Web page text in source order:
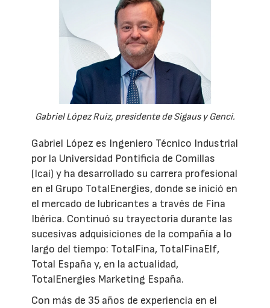
Gabriel López Ruiz, presidente de Sigaus y Genci.
Gabriel López es Ingeniero Técnico Industrial
por la Universidad Pontificia de Comillas
(Icai) y ha desarrollado su carrera profesional
en el Grupo TotalEnergies, donde se inició en
el mercado de lubricantes a través de Fina
Ibérica. Continuó su trayectoria durante las
sucesivas adquisiciones de la compañía a lo
largo del tiempo: TotalFina, TotalFinaElf,
Total España y, en la actualidad,
TotalEnergies Marketing España.
Con más de 35 años de experiencia en el